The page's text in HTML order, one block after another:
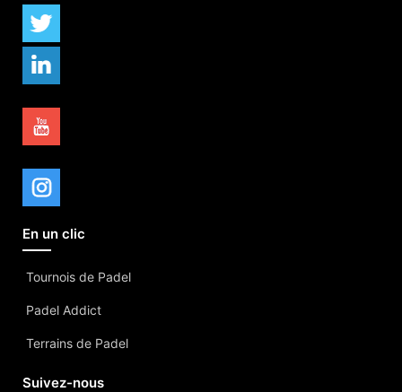
En un clic
Tournois de Padel
Padel Addict
Terrains de Padel
Suivez-nous